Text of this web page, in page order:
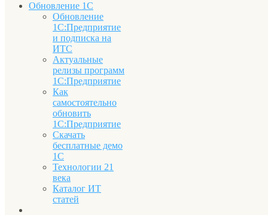
Обновление 1С
Обновление
1С:Предприятие
и подписка на
ИТС
Актуальные
релизы программ
1С:Предприятие
Как
самостоятельно
обновить
1С:Предприятие
Скачать
бесплатные демо
1С
Технологии 21
века
Каталог ИТ
статей